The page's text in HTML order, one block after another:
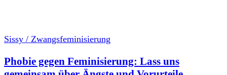
Sissy / Zwangsfeminisierung
Phobie gegen Feminisierung: Lass uns